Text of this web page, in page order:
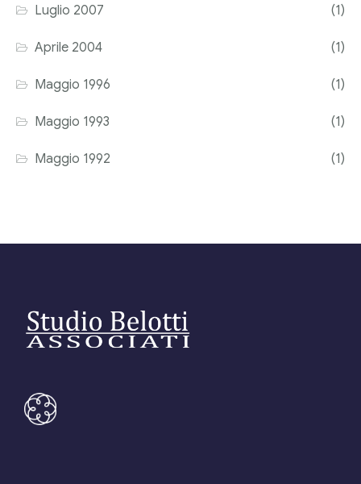
Luglio 2007 (1)
Aprile 2004 (1)
Maggio 1996 (1)
Maggio 1993 (1)
Maggio 1992 (1)